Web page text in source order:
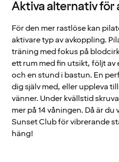
Aktiva alternativ för
För den mer rastlöse kan
aktivare typ av avkoppling.
träning med fokus på
ett rum med fin utsikt, följt
och en stund i bastun. En
dig själv med, eller uppleva
vänner. Under kvällstid
mer på 14 våningen. Då är du
Sunset Club för vibrerande
häng!